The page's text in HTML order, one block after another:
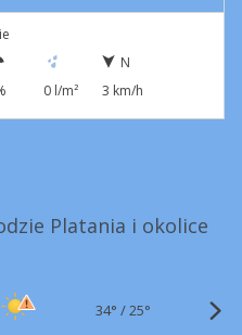
0 l/m²
N
3 km/h
Platania i okolice
34° /25°